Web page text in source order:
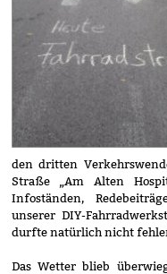
den dritten
Straße „Am Alten
Infoständen,
unserer DIY-
durfte natürlich nicht
Das Wetter blieb